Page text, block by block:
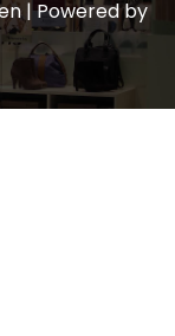
| Powered by